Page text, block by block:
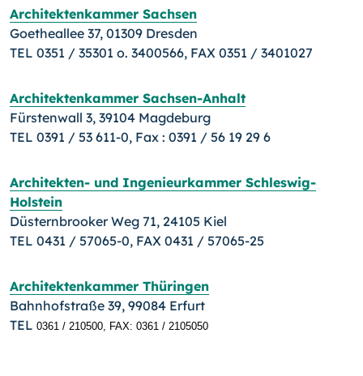
Architektenkammer Sachsen
Goetheallee 37, 01309 Dresden
TEL 0351 / 35301 o. 3400566, FAX 0351 / 3401027
Architektenkammer Sachsen-Anhalt
Fürstenwall 3, 39104 Magdeburg
TEL 0391 / 53 611-0, Fax : 0391 / 56 19 29 6
Architekten- und Ingenieurkammer Schleswig-
Holstein
Düsternbrooker Weg 71, 24105 Kiel
TEL 0431 / 57065-0, FAX 0431 / 57065-25
Architektenkammer Thüringen
Bahnhofstraße 39, 99084 Erfurt
TEL 0361 / 210500, FAX: 0361 / 2105050